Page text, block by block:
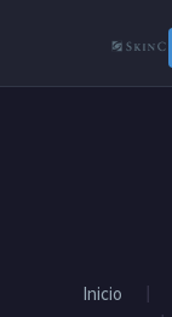
Inicio